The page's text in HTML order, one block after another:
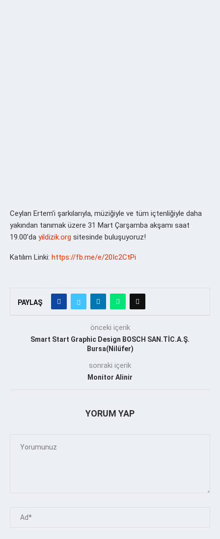
Ceylan Ertem’i şarkılarıyla, müziğiyle ve tüm içtenliğiyle daha
yakından tanımak üzere 31 Mart Çarşamba akşamı saat
19.00’da yildizik.org sitesinde buluşuyoruz!
Katılım Linki: https://fb.me/e/20Ic2CtPi
PAYLAŞ
önceki içerik
Smart Start Graphic Design BOSCH SAN.TİC.A.Ş.
Bursa(Nilüfer)
sonraki içerik
Monitor Alinir
YORUM YAP